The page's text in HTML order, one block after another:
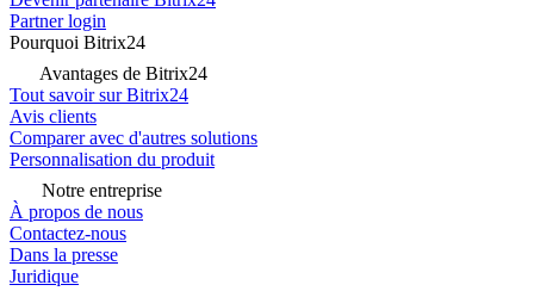
Partner login
Pourquoi Bitrix24
Avantages de Bitrix24
Tout savoir sur Bitrix24
Avis clients
Comparer avec d'autres solutions
Personnalisation du produit
Notre entreprise
À propos de nous
Contactez-nous
Dans la presse
Juridique